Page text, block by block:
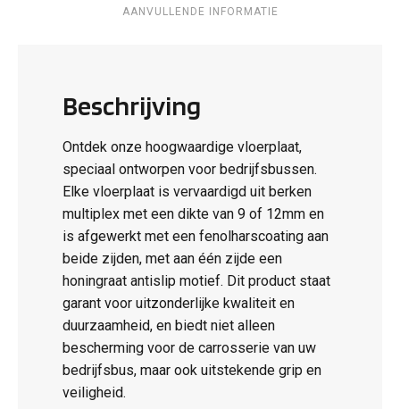
AANVULLENDE INFORMATIE
Beschrijving
Ontdek onze hoogwaardige vloerplaat,
speciaal ontworpen voor bedrijfsbussen.
Elke vloerplaat is vervaardigd uit berken
multiplex met een dikte van 9 of 12mm en
is afgewerkt met een fenolharscoating aan
beide zijden, met aan één zijde een
honingraat antislip motief. Dit product staat
garant voor uitzonderlijke kwaliteit en
duurzaamheid, en biedt niet alleen
bescherming voor de carrosserie van uw
bedrijfsbus, maar ook uitstekende grip en
veiligheid.